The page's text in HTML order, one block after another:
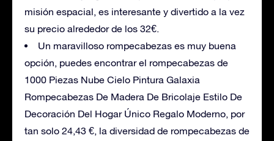
misión espacial, es interesante y divertido a la vez
su precio alrededor de los 32€.
Un maravilloso rompecabezas es muy buena
opción, puedes encontrar el rompecabezas de
1000 Piezas Nube Cielo Pintura Galaxia
Rompecabezas De Madera De Bricolaje Estilo De
Decoración Del Hogar Único Regalo Moderno, por
tan solo 24,43 €, la diversidad de rompecabezas de